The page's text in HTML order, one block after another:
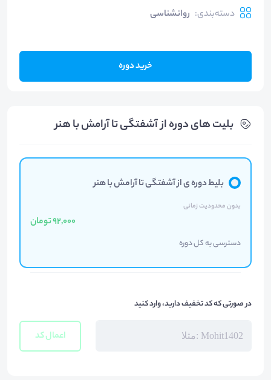
دسته‌بندی: روانشناسی
خرید دوره
بلیت های دوره از آشفتگی تا آرامش با هنر
بلیط دوره ی از آشفتگی تا آرامش با هنر
بدون محدودیت زمانی
92,000 تومان
دسترسی به کل دوره
در صورتی که کد تخفیف دارید، وارد کنید
اعمال کد